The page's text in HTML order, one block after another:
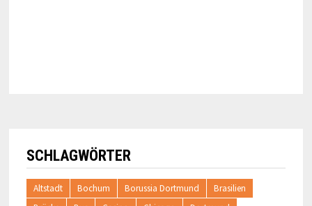
SCHLAGWÖRTER
Altstadt Bochum Borussia Dortmund
Brasilien